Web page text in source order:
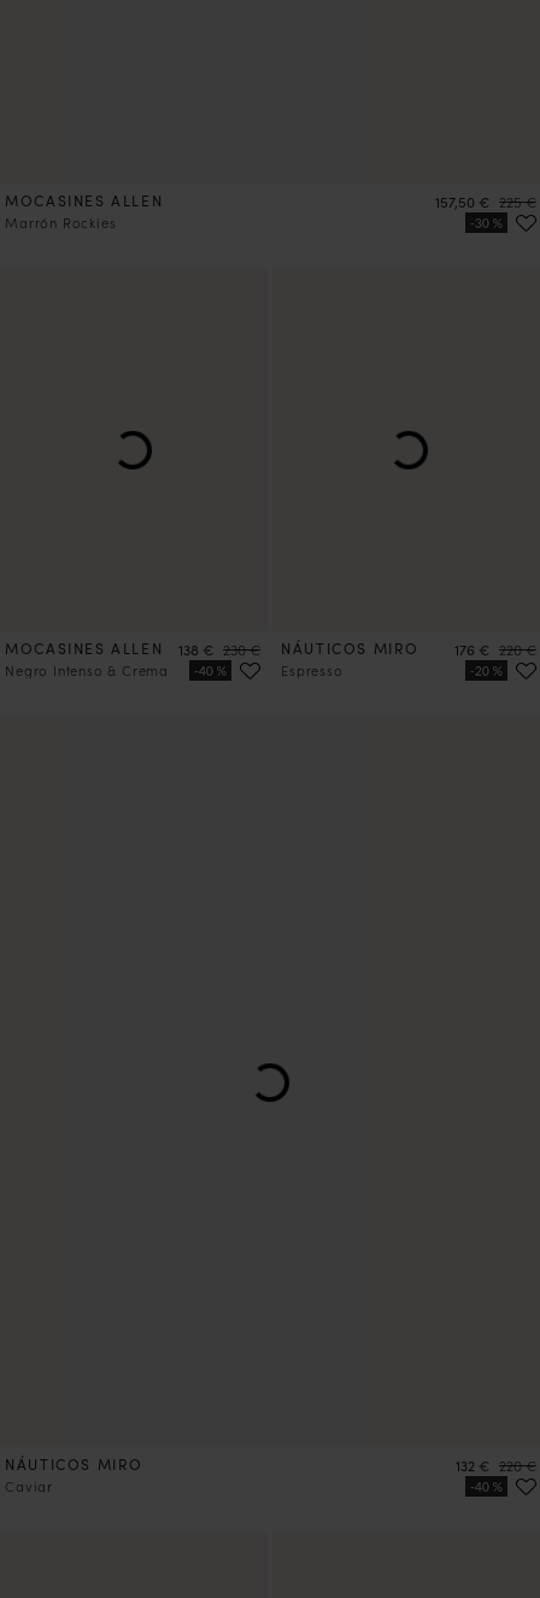
MOCASINES ALLEN
Marrón Rockies
Precio
157,50 € Precio
225 €
MOCASINES ALLEN
Negro Intenso & Crema
Precio
138 € Precio
230 € NÁUTICOS MIRO
Espresso
Precio
176 € Precio
220 €
NÁUTICOS MIRO
Caviar
Precio
132 € Precio
220 €